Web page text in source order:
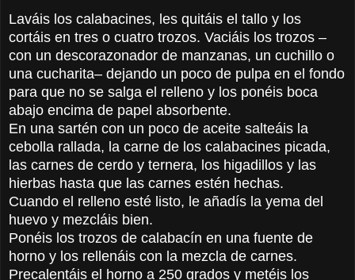
Laváis los calabacines, les quitáis el tallo y los
cortáis en tres o cuatro trozos. Vaciáis los trozos –
con un descorazonador de manzanas, un cuchillo o
una cucharita– dejando un poco de pulpa en el fondo
para que no se salga el relleno y los ponéis boca
abajo encima de papel absorbente.
En una sartén con un poco de aceite salteáis la
cebolla rallada, la carne de los calabacines picada,
las carnes de cerdo y ternera, los higadillos y las
hierbas hasta que las carnes estén hechas.
Cuando el relleno esté listo, le añadís la yema del
huevo y mezcláis bien.
Ponéis los trozos de calabacín en una fuente de
horno y los rellenáis con la mezcla de carnes.
Precalentáis el horno a 250 grados y metéis los